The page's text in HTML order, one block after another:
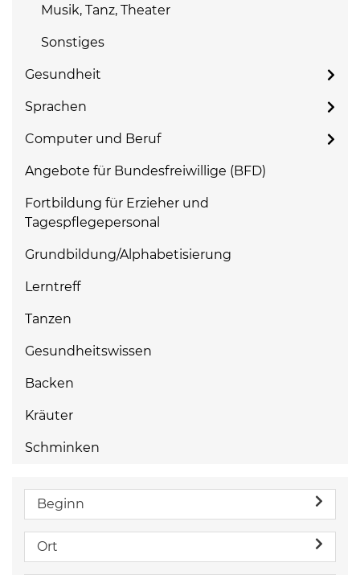
Musik, Tanz, Theater
Sonstiges
Gesundheit
Sprachen
Computer und Beruf
Angebote für Bundesfreiwillige (BFD)
Fortbildung für Erzieher und
Tagespflegepersonal
Grundbildung/Alphabetisierung
Lerntreff
Tanzen
Gesundheitswissen
Backen
Kräuter
Schminken
Beginn
Ort